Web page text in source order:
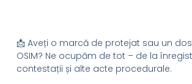
📩 Aveți o marcă de protejat sau un
OSIM? Ne ocupăm de tot – de la
contestații și alte acte procedurale.